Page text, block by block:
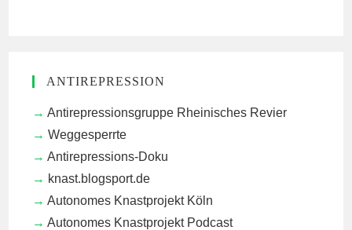
ANTIREPRESSION
Antirepressionsgruppe Rheinisches Revier
Weggesperrte
Antirepressions-Doku
knast.blogsport.de
Autonomes Knastprojekt Köln
Autonomes Knastprojekt Podcast